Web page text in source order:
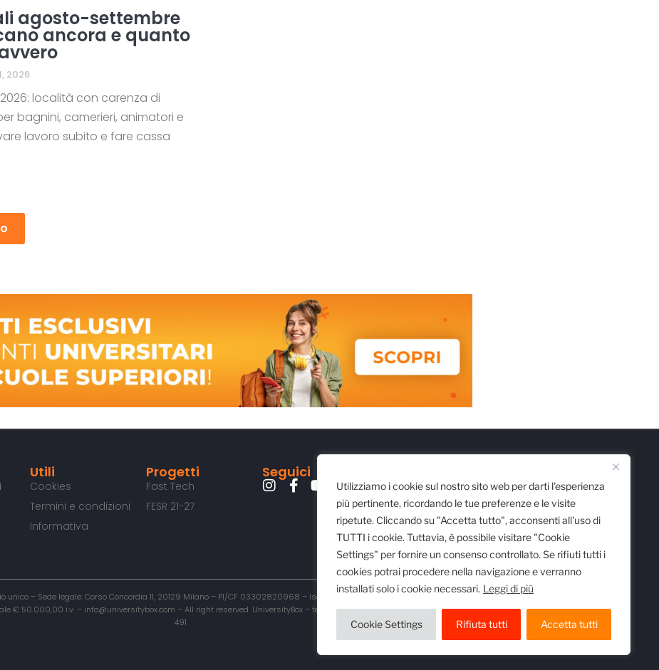
Utilizziamo i cookie sul nostro sito web per darti l'esperienza
più pertinente, ricordando le tue preferenze e le visite
ripetute. Cliccando su "Accetta tutto", acconsenti all'uso di
TUTTI i cookie. Tuttavia, è possibile visitare "Cookie
Settings" per fornire un consenso controllato. Se rifiuti tutti i
cookies potrai procedere nella navigazione e verranno
installati solo i cookie necessari. Leggi di più
Cookie Settings Rifiuta tutti Accetta tutti
agosto-settembre
ancora e quanto
2026
località con carenza di
bagnini, camerieri, animatori e
lavoro subito e fare cassa
Utili
Cookies
Termini e condizioni
Informativa
Progetti
Fast Tech
FESR 21-27
Seguici
– Sede legale: Corso Concordia 11, 20129 Milano – PI/CF 03302820968 – Iscritta al registro delle imprese di Milano al n.
€ 50.000,00 i.v. – info@universitybox.com – All right reserved. UniversityBox – testata registrata al Tribunale di Milano al n.
491